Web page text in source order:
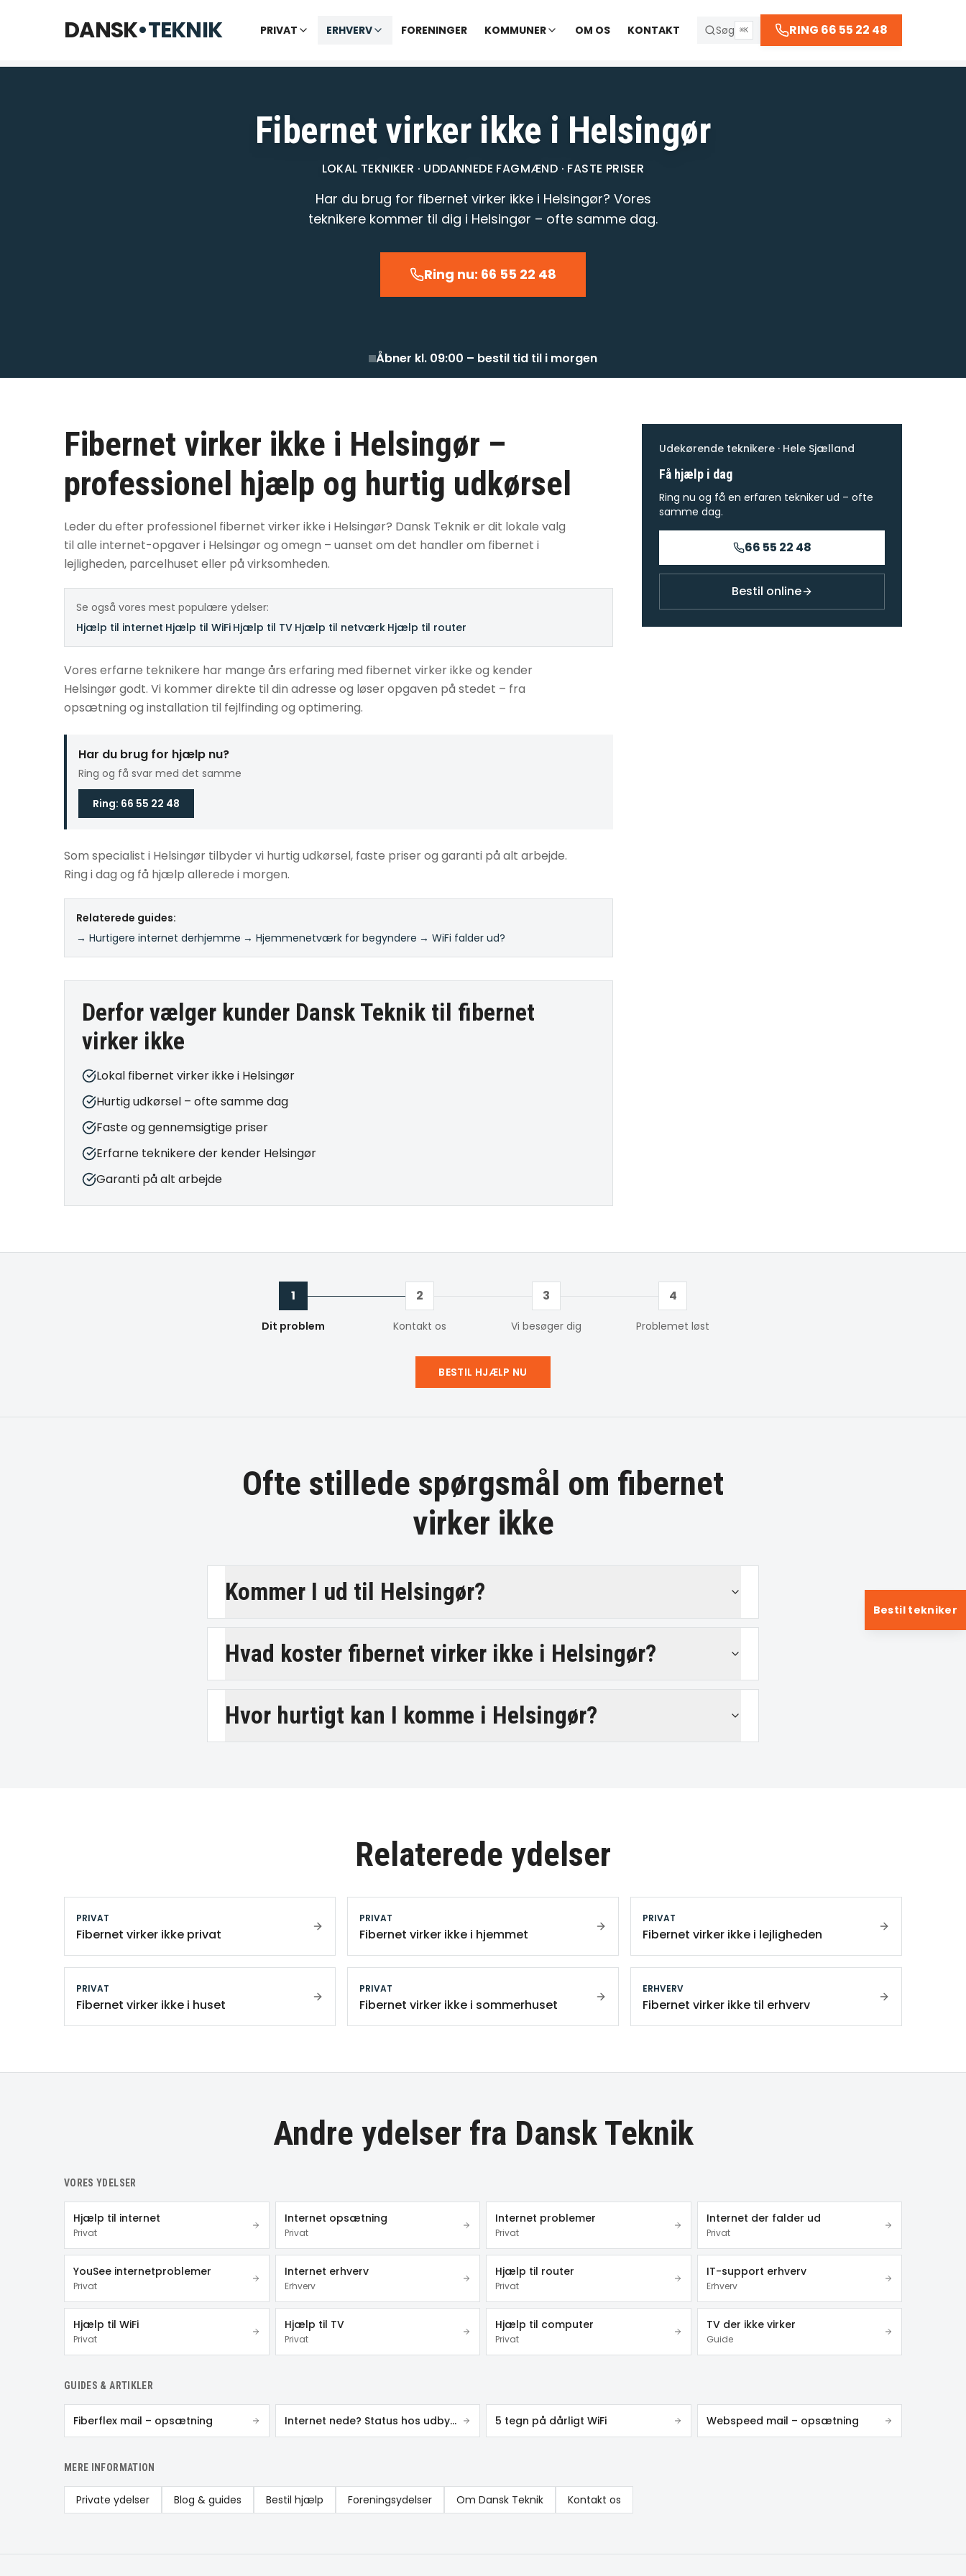
DANSK•TEKNIK PRIVAT ERHVERV FORENINGER KOMMUNER OM OS KONTAKT Søg ⌘K RING 66 55 22 48
Åbner kl. 09:00 66 55 22 48
Fibernet virker ikke i Helsingør
LOKAL TEKNIKER · UDDANNEDE FAGMÆND · FASTE PRISER
Har du brug for fibernet virker ikke i Helsingør? Vores
teknikere kommer til dig i Helsingør – ofte samme dag.
Ring nu: 66 55 22 48
Åbner kl. 09:00 – bestil tid til i morgen
Fibernet virker ikke i Helsingør –
professionel hjælp og hurtig udkørsel
Leder du efter professionel fibernet virker ikke i Helsingør? Dansk Teknik er dit lokale valg
til alle internet-opgaver i Helsingør og omegn – uanset om det handler om fibernet i
lejligheden, parcelhuset eller på virksomheden.
Se også vores mest populære ydelser:
Hjælp til internet Hjælp til WiFi Hjælp til TV Hjælp til netværk Hjælp til router
Vores erfarne teknikere har mange års erfaring med fibernet virker ikke og kender
Helsingør godt. Vi kommer direkte til din adresse og løser opgaven på stedet – fra
opsætning og installation til fejlfinding og optimering.
Har du brug for hjælp nu?
Ring og få svar med det samme
Ring: 66 55 22 48
Som specialist i Helsingør tilbyder vi hurtig udkørsel, faste priser og garanti på alt arbejde.
Ring i dag og få hjælp allerede i morgen.
Relaterede guides:
→ Hurtigere internet derhjemme → Hjemmenetværk for begyndere → WiFi falder ud?
Derfor vælger kunder Dansk Teknik til fibernet
virker ikke
Lokal fibernet virker ikke i Helsingør
Hurtig udkørsel – ofte samme dag
Faste og gennemsigtige priser
Erfarne teknikere der kender Helsingør
Garanti på alt arbejde
Udekørende teknikere · Hele Sjælland
Få hjælp i dag
Ring nu og få en erfaren tekniker ud – ofte
samme dag.
66 55 22 48
Bestil online
1
Dit problem
2
Kontakt os
3
Vi besøger dig
4
Problemet løst
BESTIL HJÆLP NU
Ofte stillede spørgsmål om fibernet
virker ikke
Kommer I ud til Helsingør?
Hvad koster fibernet virker ikke i Helsingør?
Hvor hurtigt kan I komme i Helsingør?
Relaterede ydelser
PRIVAT
Fibernet virker ikke privat
PRIVAT
Fibernet virker ikke i hjemmet
PRIVAT
Fibernet virker ikke i lejligheden
PRIVAT
Fibernet virker ikke i huset
PRIVAT
Fibernet virker ikke i sommerhuset
ERHVERV
Fibernet virker ikke til erhverv
Andre ydelser fra Dansk Teknik
VORES YDELSER
Hjælp til internet
Privat
Internet opsætning
Privat
Internet problemer
Privat
Internet der falder ud
Privat
YouSee internetproblemer
Privat
Internet erhverv
Erhverv
Hjælp til router
Privat
IT-support erhverv
Erhverv
Hjælp til WiFi
Privat
Hjælp til TV
Privat
Hjælp til computer
Privat
TV der ikke virker
Guide
GUIDES & ARTIKLER
Fiberflex mail – opsætning Internet nede? Status hos udbyderne 5 tegn på dårligt WiFi Webspeed mail – opsætning
MERE INFORMATION
Private ydelser Blog & guides Bestil hjælp Foreningsydelser Om Dansk Teknik Kontakt os
Bestil tekniker